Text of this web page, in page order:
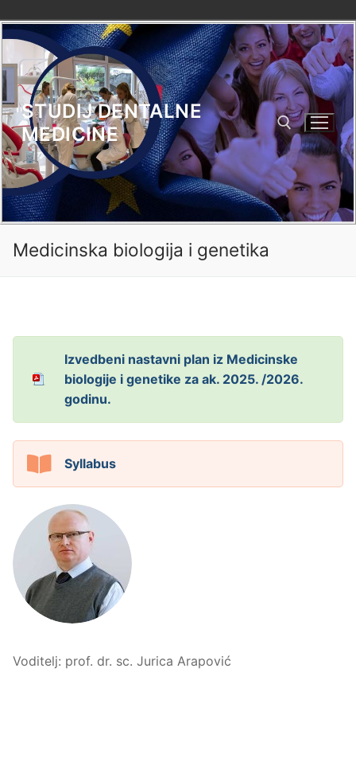
Skip
content
STUDIJ DENTALNE
MEDICINE
Search for:
Medicinska biologija i genetika
Izvedbeni nastavni plan iz Medicinske
biologije i genetike za ak. 2025. /2026.
godinu.
Syllabus
Voditelj: prof. dr. sc. Jurica Arapović